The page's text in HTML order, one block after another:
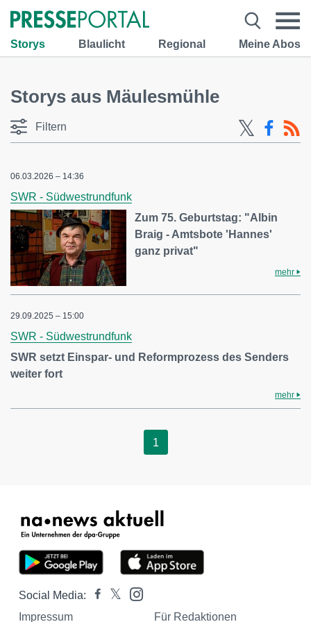
Storys Blaulicht Regional Meine Abos
Storys aus Mäulesmühle
Filtern
06.03.2026 – 14:36
SWR - Südwestrundfunk
Zum 75. Geburtstag: "Albin
Braig - Amtsbote 'Hannes'
ganz privat"
mehr
29.09.2025 – 15:00
SWR - Südwestrundfunk
SWR setzt Einspar- und Reformprozess des Senders
weiter fort
mehr
1
Social Media:
Impressum
Für Redaktionen